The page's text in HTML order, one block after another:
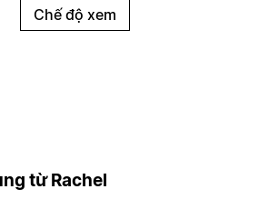
Chế độ xem
từ Rachel